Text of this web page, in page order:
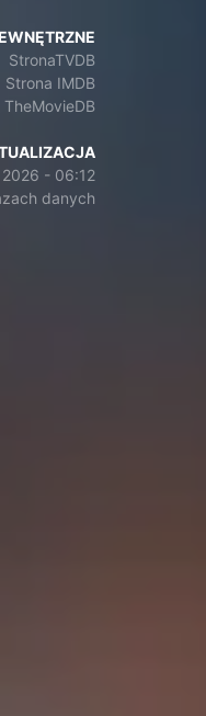
StronaTVDB
Strona IMDB
TheMovieDB
2026 - 06:12
danych